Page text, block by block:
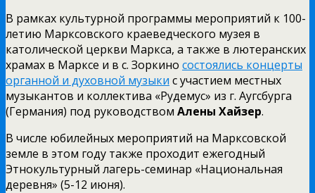
В рамках культурной программы мероприятий к 100-
летию Марксовского краеведческого музея в
католической церкви Маркса, а также в лютеранских
храмах в Марксе и в с. Зоркино состоялись концерты
органной и духовной музыки с участием местных
музыкантов и коллектива «Рудемус» из г. Аугсбурга
(Германия) под руководством Алены Хайзер.
В числе юбилейных мероприятий на Марксовской
земле в этом году также проходит ежегодный
Этнокультурный лагерь-семинар «Национальная
деревня» (5-12 июня).